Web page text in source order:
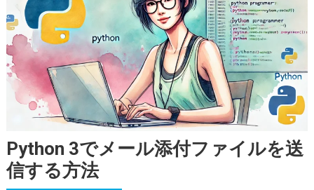
Python 3でメール添付ファイルを送
信する方法